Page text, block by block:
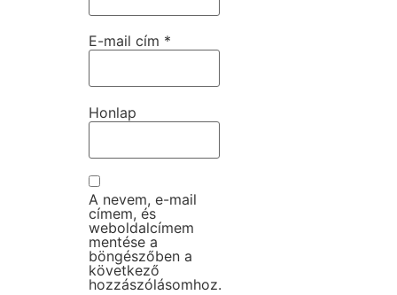
E-mail cím *
Honlap
A nevem, e-mail
címem, és
weboldalcímem
mentése a
böngészőben a
következő
hozzászólásomhoz.